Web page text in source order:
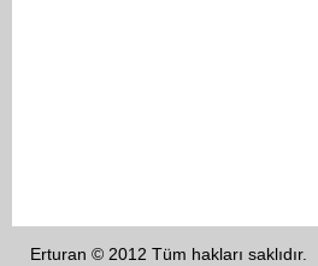
Erturan © 2012 Tüm hakları saklıdır.